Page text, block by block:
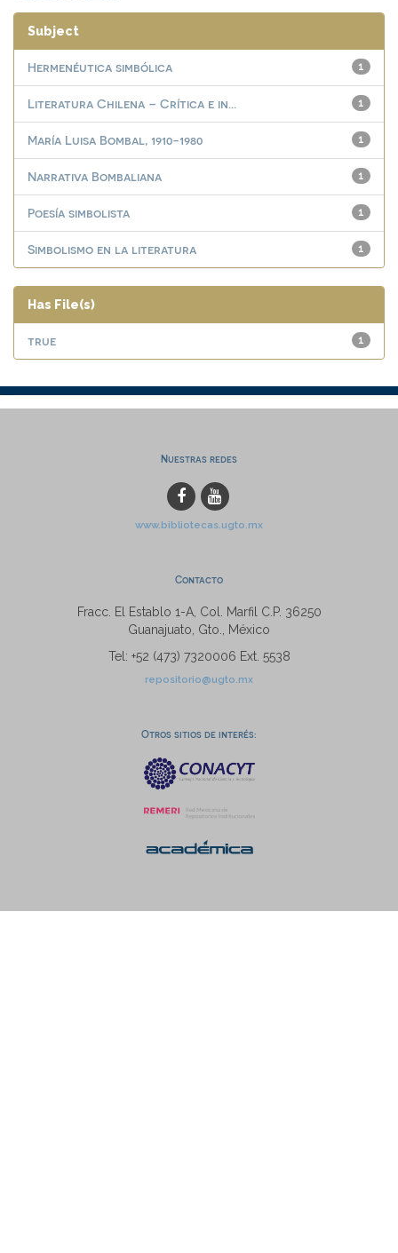
Subject
1
Hermenéutica simbólica
1
Literatura Chilena – Crítica e in...
1
María Luisa Bombal, 1910-1980
1
Narrativa Bombaliana
1
Poesía simbolista
1
Simbolismo en la literatura
Has File(s)
1
true
Nuestras redes
www.bibliotecas.ugto.mx
Contacto
Fracc. El Establo 1-A, Col. Marfil C.P. 36250
Guanajuato, Gto., México
Tel: +52 (473) 7320006 Ext. 5538
repositorio@ugto.mx
Otros sitios de interés: